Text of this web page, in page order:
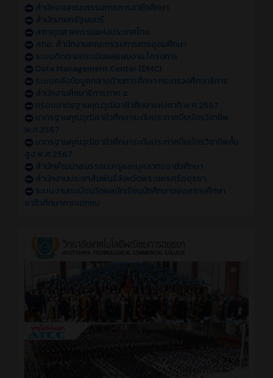
สำนักงานคณะกรรมการการอาชีวศึกษา
สำนักนายกรัฐมนตรี
สภาอุตสาหกรรมแห่งประเทศไทย
สกอ. สำนักงานคณะกรรมการการอุดมศึกษา
ระบบติดตามประเมินผลแผนงาน โครงการ
Data Management Center (DMC)
ระบบคลังข้อมูลกลางด้านการศึกษา กระทรวงศึกษาธิการ
สำนักงานศึกษาธิการภาค ๔
กรอบมาตรฐานคุณวุฒิอาชีวศึกษาแห่งชาติ พ.ศ.2567
มาตรฐานคุณวุฒิอาชีวศึกษาระดับประกาศนียบัตรวิชาชีพ
พ.ศ.2567
มาตรฐานคุณวุฒิอาชีวศึกษาระดับประกาศนียบัตรวิชาชีพชั้น
สูง พ.ศ.2567
สำนักพัฒนาสมรรถนะครูและบุคลากรอาชีวศึกษา
สำนักงานประชาสัมพันธ์จังหวัดพระนครศรีอยุธยา
ระบบงานทะเบียนวัดผลนักเรียนนักศึกษาของสถานศึกษา
อาชีวศึกษาภาคเอกชน